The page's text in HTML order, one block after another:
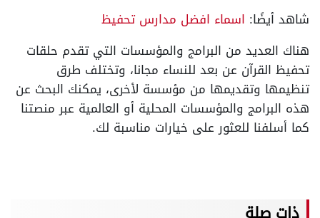
شاهد أيضًا: اسماء افضل مدارس تحفيظ
هناك العديد من البرامج والمؤسسات التي تقدم حلقات
تحفيظ القرآن عن بعد للنساء مجانا، وتختلف طرق
تنظيمها وتقديمها من مؤسسة لأخرى، يمكنك البحث عن
هذه البرامج والمؤسسات المحلية أو العالمية عبر منصتنا
كما أسلفنا للعثور على خيارات مناسبة لك.